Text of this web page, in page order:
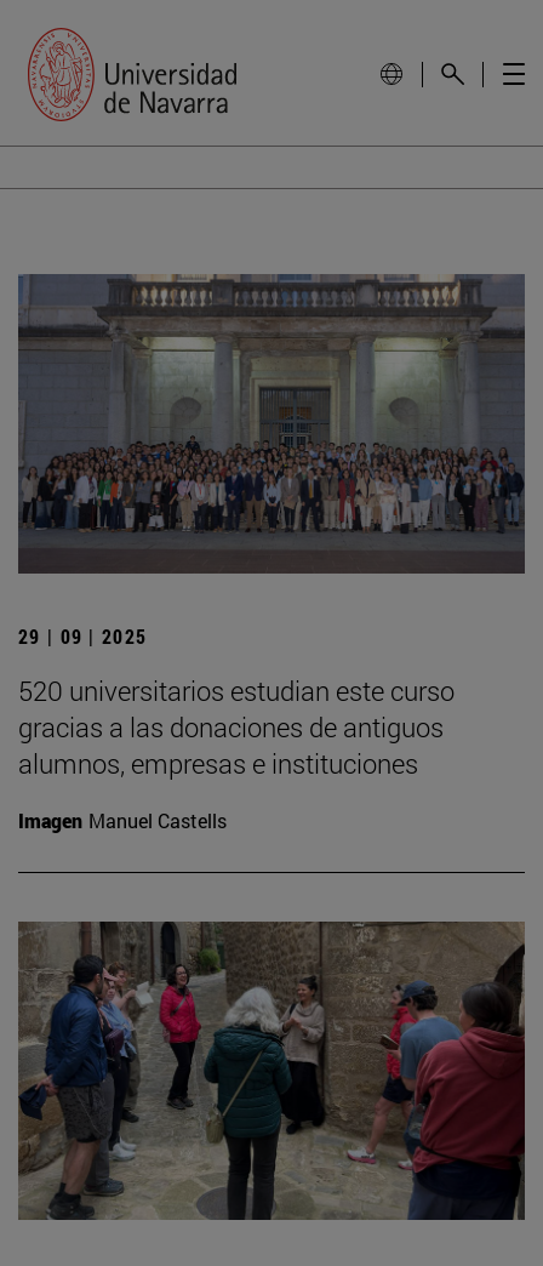
29 | 09 | 2025
520 universitarios estudian este curso
gracias a las donaciones de antiguos
alumnos, empresas e instituciones
Imagen Manuel Castells